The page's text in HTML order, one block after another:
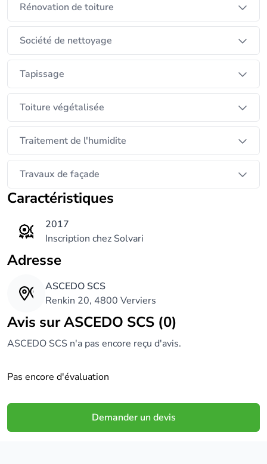
Rénovation de toiture
Société de nettoyage
Tapissage
Toiture végétalisée
Traitement de l'humidite
Travaux de façade
Caractéristiques
2017
Inscription chez Solvari
Adresse
ASCEDO SCS
Renkin 20, 4800 Verviers
Avis sur ASCEDO SCS (0)
ASCEDO SCS n'a pas encore reçu d'avis.
Pas encore d'évaluation
Demander un devis